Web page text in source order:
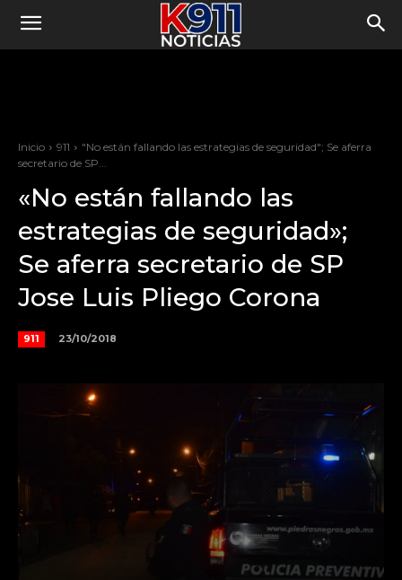
Inicio 911
"No están fallando las estrategias de seguridad"; Se aferra
secretario de SP...
«No están fallando las
estrategias de seguridad»;
Se aferra secretario de SP
Jose Luis Pliego Corona
911 23/10/2018